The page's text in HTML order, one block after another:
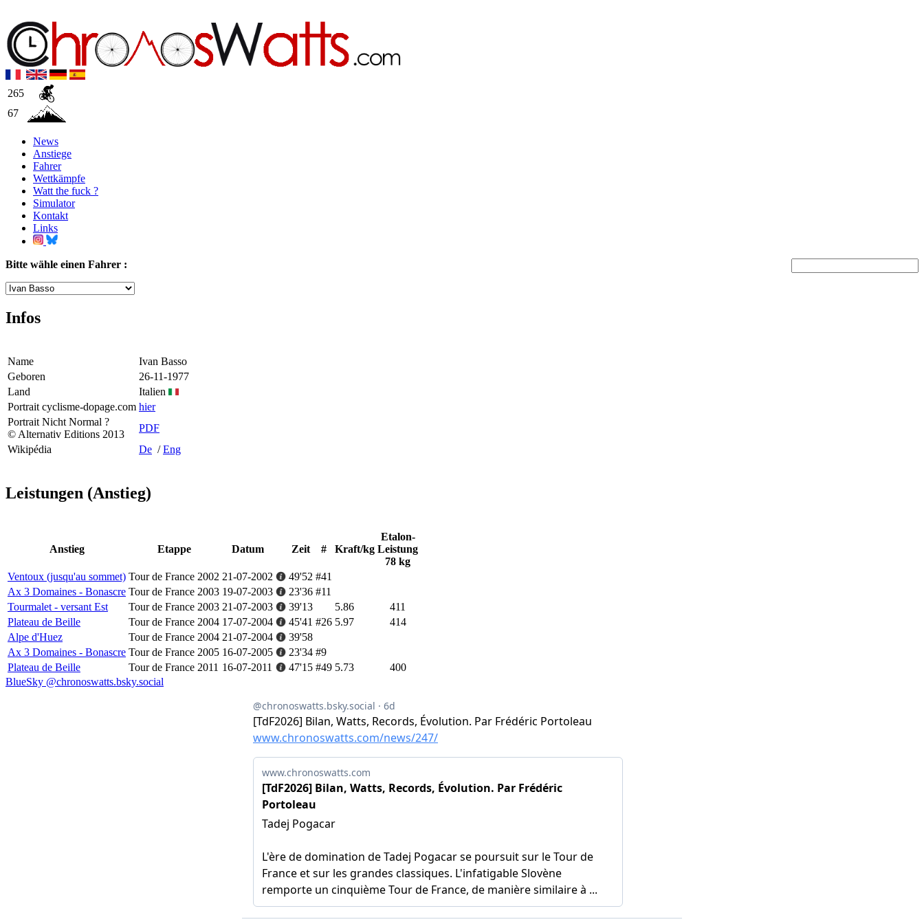
265
67
News
Anstiege
Fahrer
Wettkämpfe
Watt the fuck ?
Simulator
Kontakt
Links
Bitte wähle einen Fahrer :
Infos
Name
Ivan Basso
Geboren
26-11-1977
Land
Italien
Portrait cyclisme-dopage.com hier
Portrait Nicht Normal ?
© Alternativ Editions 2013
PDF
Wikipédia
De /Eng
Leistungen (Anstieg)
Anstieg Etappe Datum Zeit # Kraft/kg
Etalon-
Leistung
78 kg
Ventoux (jusqu'au sommet) Tour de France 2002 21-07-2002 49'52 #41
Ax 3 Domaines - Bonascre Tour de France 2003 19-07-2003 23'36 #11
Tourmalet - versant Est
Tour de France 2003 21-07-2003 39'13 5.86
411
Plateau de Beille
Tour de France 2004 17-07-2004 45'41 #26 5.97
414
Alpe d'Huez
Tour de France 2004 21-07-2004
39'58
Ax 3 Domaines - Bonascre Tour de France 2005 16-07-2005 23'34 #9
Plateau de Beille
Tour de France 2011 16-07-2011 47'15 #49 5.73
400
BlueSky @chronoswatts.bsky.social